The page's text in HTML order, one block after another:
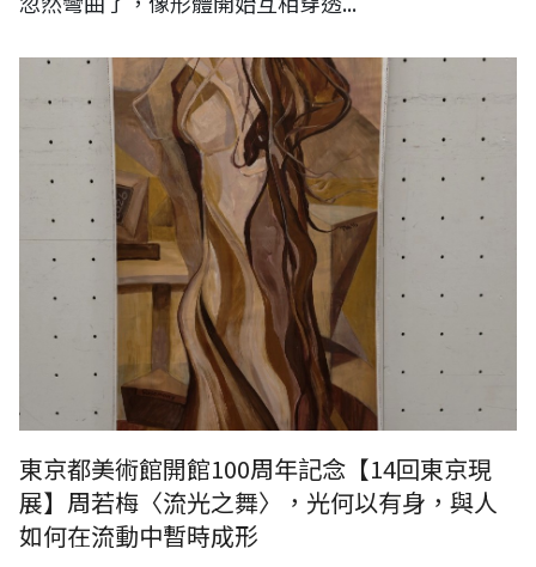
東京都美術館開館100周年記念【14回東京現
展】周若梅〈流光之舞〉，光何以有身，與人
如何在流動中暫時成形